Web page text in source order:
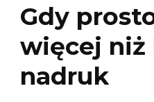
Gdy
więcej
nadruk